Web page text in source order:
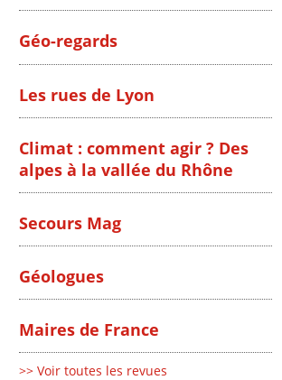
Géo-regards
Les rues de Lyon
Climat : comment agir ? Des
alpes à la vallée du Rhône
Secours Mag
Géologues
Maires de France
>> Voir toutes les revues